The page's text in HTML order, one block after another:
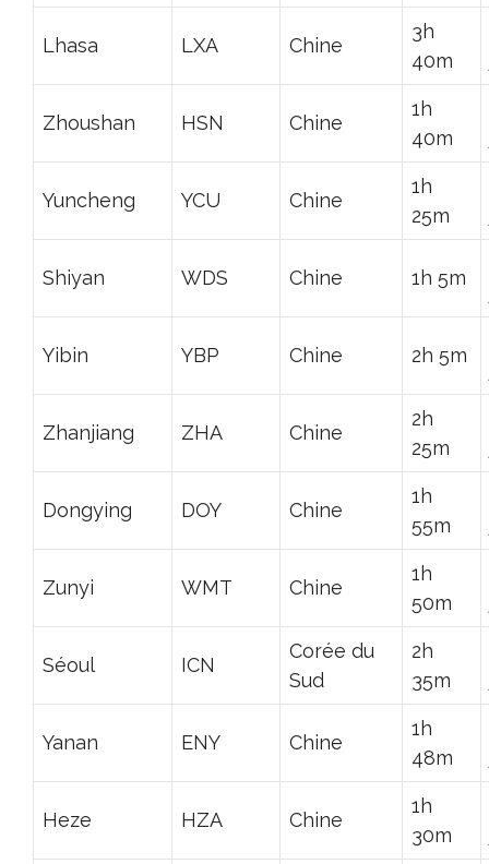
Lhasa LXA Chine
3h
40m
Zhoushan HSN Chine
1h
40m
Yuncheng YCU Chine
1h
25m
Shiyan WDS Chine 1h 5m
Yibin YBP Chine 2h 5m
Zhanjiang ZHA Chine
2h
25m
Dongying DOY Chine
1h
55m
Zunyi WMT Chine
1h
50m
Séoul ICN
Corée du
Sud
2h
35m
Yanan ENY Chine
1h
48m
Heze HZA Chine
1h
30m